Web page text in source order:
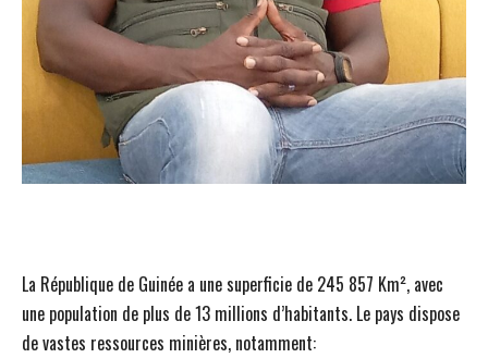
La République de Guinée a une superficie de 245 857 Km², avec
une population de plus de 13 millions d’habitants. Le pays dispose
de vastes ressources minières, notamment: